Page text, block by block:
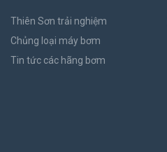
Thiên Sơn trải nghiệm
Chủng loại máy bơm
Tin tức các hãng bơm